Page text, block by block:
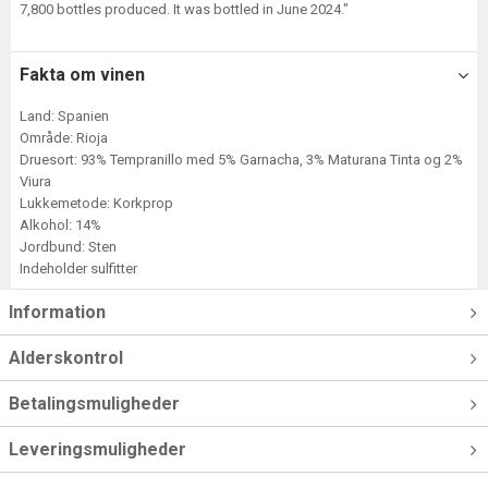
7,800 bottles produced. It was bottled in June 2024."
Fakta om vinen
Land: Spanien
Område: Rioja
Druesort: 93% Tempranillo med 5% Garnacha, 3% Maturana Tinta og 2%
Viura
Lukkemetode: Korkprop
Alkohol: 14%
Jordbund: Sten
Indeholder sulfitter
Information
Alderskontrol
Betalingsmuligheder
Leveringsmuligheder